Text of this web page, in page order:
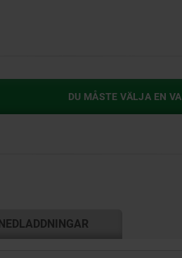
DU MÅSTE VÄLJA EN
NEDLADDNINGAR